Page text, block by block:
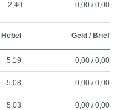
2,40 0,00 / 0,00
Hebel Geld / Brief
5,19 0,00 / 0,00
5,08 0,00 / 0,00
5,03 0,00 / 0,00